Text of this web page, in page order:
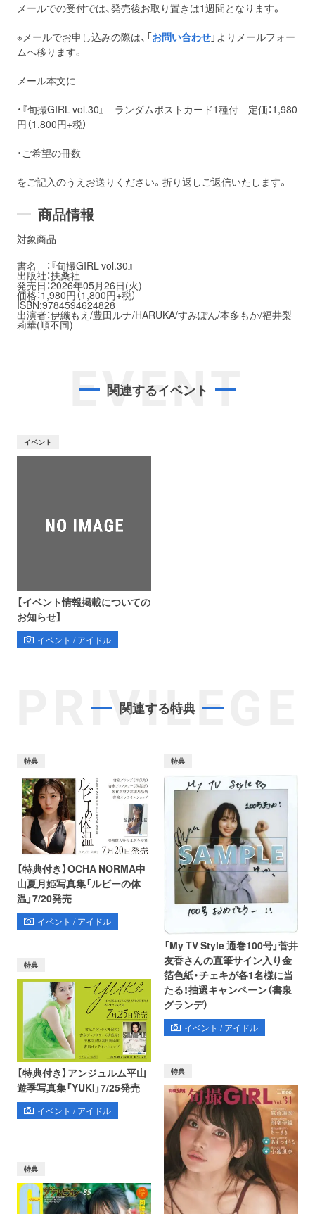
メールでの受付では、発売後お取り置きは1週間となります。
※メールでお申し込みの際は、「お問い合わせ」よりメールフォー
ムへ移ります。
メール本文に
・『旬撮GIRL vol.30』 ランダムポストカード1種付 定価：1,980
円（1,800円+税）
・ご希望の冊数
をご記入のうえお送りください。折り返しご返信いたします。
商品情報
対象商品
書名 ：『旬撮GIRL vol.30』
出版社：扶桑社
発売日：2026年05月26日(火)
価格：1,980円（1,800円+税）
ISBN:9784594624828
出演者：伊織もえ/豊田ルナ/HARUKA/すみぽん/本多もか/福井梨
莉華(順不同)
EVENT
関連するイベント
イベント
【イベント情報掲載についての
お知らせ】
イベント / アイドル
PRIVILEGE
関連する特典
特典
【特典付き】OCHA NORMA中
山夏月姫写真集「ルビーの体
温」7/20発売
イベント / アイドル
特典
「My TV Style 通巻100号」菅井
友香さんの直筆サイン入り金
箔色紙・チェキが各1名様に当
たる！抽選キャンペーン（書泉
グランデ）
イベント / アイドル
特典
【特典付き】アンジュルム平山
遊季写真集「YUKI」7/25発売
イベント / アイドル
特典
特典